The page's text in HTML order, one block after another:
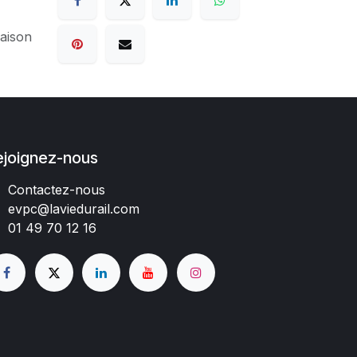
nous
Contactez-nous
evpc@laviedurail.com
01 49 70 12 16